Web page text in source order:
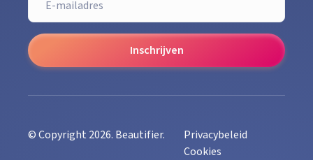
Inschrijven
© Copyright 2026. Beautifier.
Privacybeleid
Cookies